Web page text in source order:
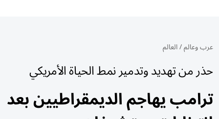
عرب وعالم/العالم
حذر من تهديد وتدمير نمط الحياة الأمريكي
ترامب يهاجم الديمقراطيين بعد